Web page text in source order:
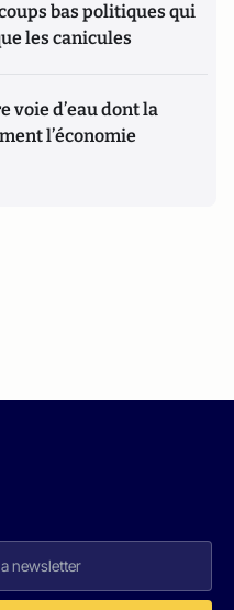
bas politiques qui
les canicules
voie d’eau dont la
l’économie